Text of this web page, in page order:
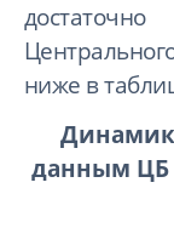
ниже в
данным ЦБ